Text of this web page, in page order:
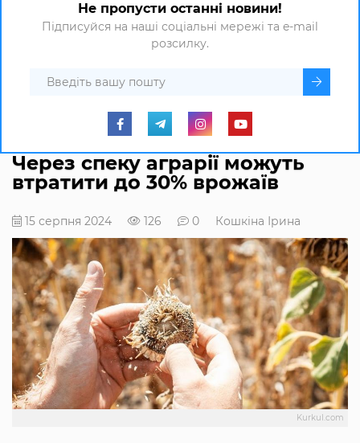
Не пропусти останні новини!
Підписуйся на наші соціальні мережі та e-mail
розсилку.
Через спеку аграрії можуть
втратити до 30% врожаїв
15 серпня 2024 126 0 Кошкіна Ірина
Kurkul.com